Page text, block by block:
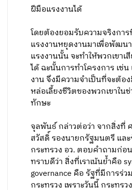
ฝีมือแรงงานได้
โดยต้องยอมรับความจริงกา
แรงงานหยุดงานมาเพื่อพัฒน
แรงงานนั้น จะทำให้พวกเขาเ
ได้ ฉะนั้นการทำโครงการ เช่
งาน จึงมีความจำเป็นที่จะต้อง
หล่อเลี้ยงชีวิตของพวกเขาใ
ทักษะ
จุลพันธ์ กล่าวต่อว่า จากสิ่งที่
สวัสดิ์ รองนายกรัฐมนตรี แล
กระทรวง อว. ตอบคำถามก่อ
ทราบดีว่า สิ่งที่เราเน้นย้ำคือ
governance คือ รัฐที่มีการร่
กระทรวง เพราะวันนี้ กระทรว